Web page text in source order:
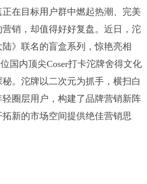
在目标用户群中燃起热潮、完美
销，却值得好好复盘。近日，沱
》联名的盲盒系列，惊艳亮相
国内顶尖Coser打卡沱牌舍得文化
。沱牌以二次元为抓手，横扫白
圈层用户，构建了品牌营销新阵
新的市场空间提供绝佳营销思